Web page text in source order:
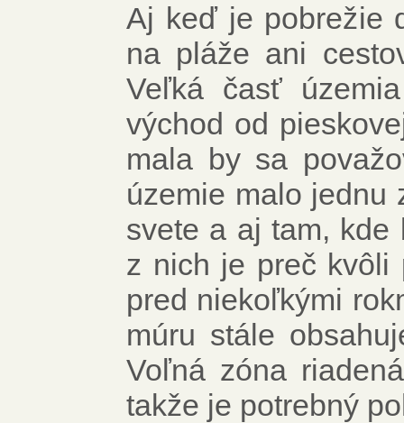
Aj keď je pobrežie
na pláže ani
Veľká časť
východ od
mala by sa
územie malo jednu
svete a aj tam, kde
z nich je preč kvôli
pred niekoľkými
múru stále
Voľná ​​zóna
takže je potrebný